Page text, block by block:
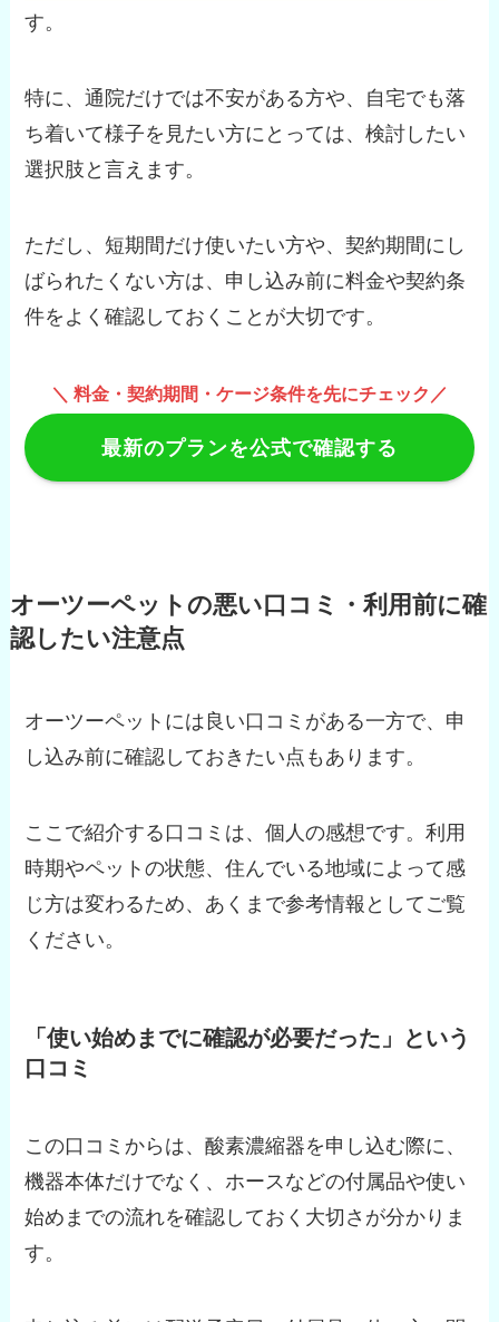
す。
特に、通院だけでは不安がある方や、自宅でも落
ち着いて様子を見たい方にとっては、検討したい
選択肢と言えます。
ただし、短期間だけ使いたい方や、契約期間にし
ばられたくない方は、申し込み前に料金や契約条
件をよく確認しておくことが大切です。
＼ 料金・契約期間・ケージ条件を先にチェック／
最新のプランを公式で確認する
オーツーペットの悪い口コミ・利用前に確
認したい注意点
オーツーペットには良い口コミがある一方で、申
し込み前に確認しておきたい点もあります。
ここで紹介する口コミは、個人の感想です。利用
時期やペットの状態、住んでいる地域によって感
じ方は変わるため、あくまで参考情報としてご覧
ください。
「使い始めまでに確認が必要だった」という
口コミ
この口コミからは、酸素濃縮器を申し込む際に、
機器本体だけでなく、ホースなどの付属品や使い
始めまでの流れを確認しておく大切さが分かりま
す。